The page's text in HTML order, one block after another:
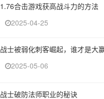
1.76合击游戏获高战斗力的方法
2025-04-25
战士被弱化刺客崛起，谁才是大
2025-05-06
战士破防法师职业的秘诀